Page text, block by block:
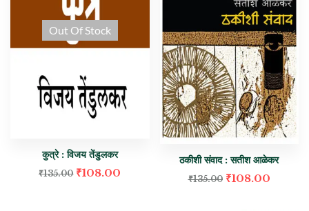
Out Of Stock
कुत्रे : विजय तेंडुलकर
₹135.00 ₹108.00
ठकीशी संवाद : सतीश आळेकर
₹135.00 ₹108.00